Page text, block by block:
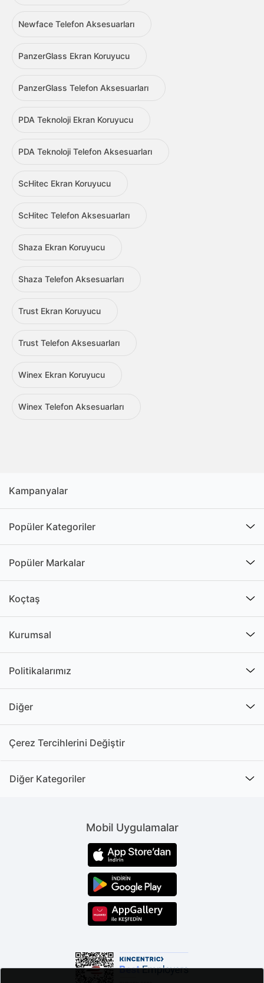
Newface Telefon Aksesuarları
PanzerGlass Ekran Koruyucu
PanzerGlass Telefon Aksesuarları
PDA Teknoloji Ekran Koruyucu
PDA Teknoloji Telefon Aksesuarları
ScHitec Ekran Koruyucu
ScHitec Telefon Aksesuarları
Shaza Ekran Koruyucu
Shaza Telefon Aksesuarları
Trust Ekran Koruyucu
Trust Telefon Aksesuarları
Winex Ekran Koruyucu
Winex Telefon Aksesuarları
Kampanyalar
Popüler Kategoriler
Popüler Markalar
Koçtaş
Kurumsal
Politikalarımız
Diğer
Çerez Tercihlerini Değiştir
Diğer Kategoriler
Mobil Uygulamalar